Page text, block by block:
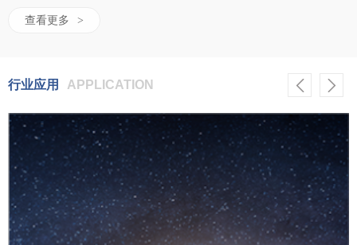
查看更多 >
行业应用 APPLICATION